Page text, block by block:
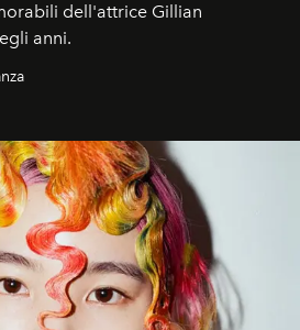
dell'attrice Gillian
anni.